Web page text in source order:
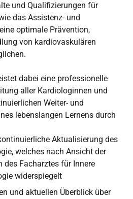
und Qualifizierungen für
das Assistenz- und
optimale Prävention,
von kardiovaskulären
dabei eine professionelle
aller Kardiologinnen und
Weiter- und
lebenslangen Lernens durch
Aktualisierung des
welches nach Ansicht der
des Facharztes für Innere
widerspiegelt
und aktuellen Überblick über